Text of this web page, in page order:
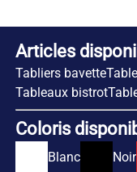
Articles
Tabliers bavette
Tableaux bistrot
Coloris
Blanc Noir